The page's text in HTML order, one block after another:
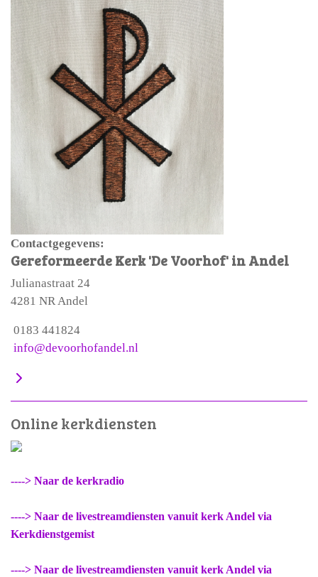
Contactgegevens:
Gereformeerde Kerk 'De Voorhof' in Andel
Julianastraat 24
4281 NR Andel
0183 441824
info@devoorhofandel.nl
Online kerkdiensten
----> Naar de kerkradio
----> Naar de livestreamdiensten vanuit kerk Andel via
Kerkdienstgemist
----> Naar de livestreamdiensten vanuit kerk Andel via